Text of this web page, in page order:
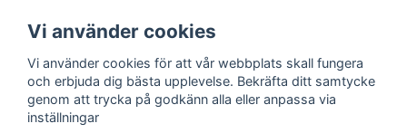
LinkedIn
Bli medlem i vårt nyhetsbrev
email
Mejladress
Vi använder cookies
Vi använder cookies för att vår webbplats skall fungera
och erbjuda dig bästa upplevelse. Bekräfta ditt samtycke
genom att trycka på godkänn alla eller anpassa via
inställningar